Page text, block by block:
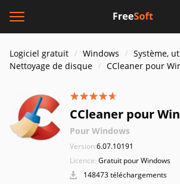
Logiciel gratuit Windows
Système,
Nettoyage de disque
CCleaner pour
CCleaner pour
Pour Windows
Version:6.07.10191
Licence: Gratuit pour Windows
148473 téléchargements